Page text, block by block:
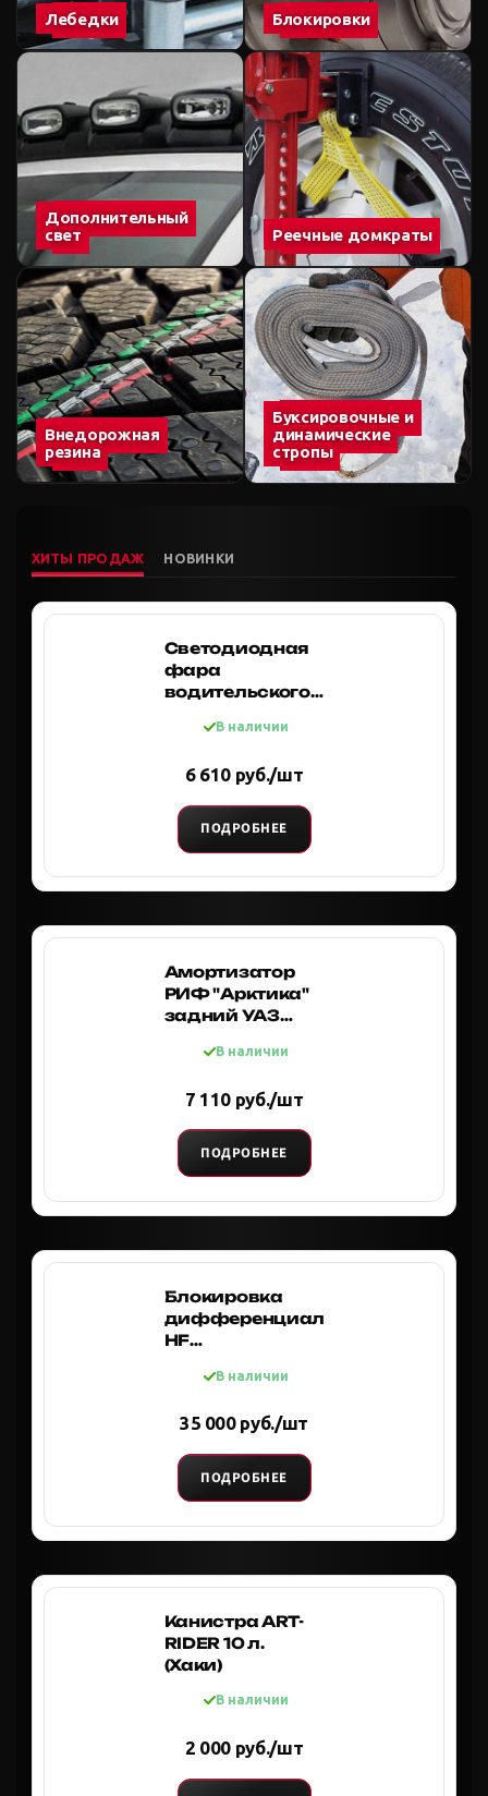
Лебедки Блокировки
Дополнительный
свет
Реечные домкраты
Внедорожная
резина
Буксировочные и
динамические
стропы
ХИТЫ ПРОДАЖ НОВИНКИ
Светодиодная
фара
водительского
ДХО 307 мм
В наличии
6 610 руб./шт
ПОДРОБНЕЕ
Амортизатор
РИФ "Арктика"
задний УАЗ
Патриот/
50 мм
В наличии
7 110 руб./шт
ПОДРОБНЕЕ
Блокировка
дифференциала
HF
Suzuki Jimny,
6"
В наличии
35 000 руб./шт
ПОДРОБНЕЕ
Канистра ART-
RIDER 10 л.
(Хаки)
В наличии
2 000 руб./шт